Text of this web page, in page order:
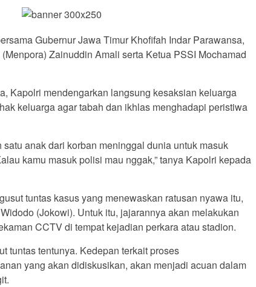
Gubernur Jawa Timur Khofifah Indar Parawansa,
Zainuddin Amali serta Ketua PSSI Mochamad
Kapolri mendengarkan langsung kesaksian keluarga
keluarga agar tabah dan ikhlas menghadapi peristiwa
anak dari korban meninggal dunia untuk masuk
kamu masuk polisi mau nggak,” tanya Kapolri kepada
tuntas kasus yang menewaskan ratusan nyawa itu,
(Jokowi). Untuk itu, jajarannya akan melakukan
CCTV di tempat kejadian perkara atau stadion.
tuntas tentunya. Kedepan terkait proses
yang akan didiskusikan, akan menjadi acuan dalam